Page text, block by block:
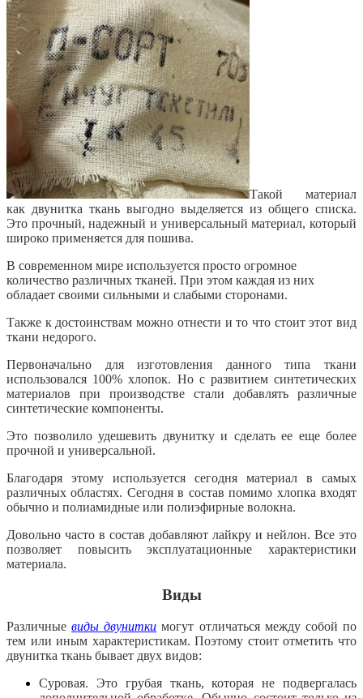
Такой материал
как двунитка ткань выгодно выделяется из общего списка.
Это прочный, надежный и универсальный материал, который
широко применяется для пошива.
В современном мире используется просто огромное
количество различных тканей. При этом каждая из них
обладает своими сильными и слабыми сторонами.
Также к достоинствам можно отнести и то что стоит этот вид
ткани недорого.
Первоначально для изготовления данного типа ткани
использовался 100% хлопок. Но с развитием синтетических
материалов при производстве стали добавлять различные
синтетические компоненты.
Это позволило удешевить двунитку и сделать ее еще более
прочной и универсальной.
Благодаря этому используется сегодня материал в самых
различных областях. Сегодня в состав помимо хлопка входят
обычно и полиамидные или полиэфирные волокна.
Довольно часто в состав добавляют лайкру и нейлон. Все это
позволяет повысить эксплуатационные характеристики
материала.
Виды
Различныевиды двунитки могут отличаться между собой по
тем или иным характеристикам. Поэтому стоит отметить что
двунитка ткань бывает двух видов:
Суровая. Это грубая ткань, которая не подвергалась